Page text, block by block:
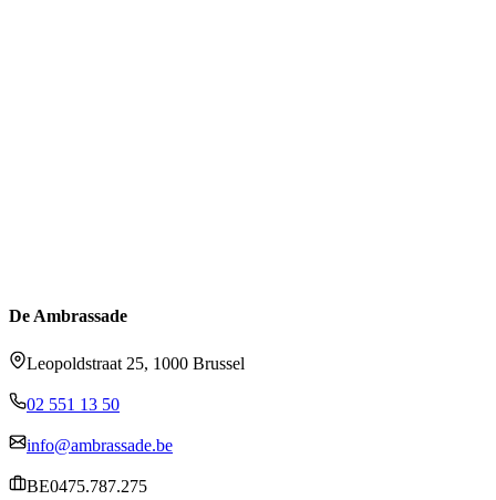
De Ambrassade
Leopoldstraat 25, 1000 Brussel
02 551 13 50
info@ambrassade.be
BE0475.787.275